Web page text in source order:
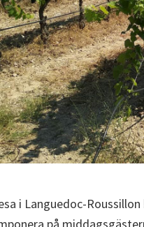
i Languedoc-
på